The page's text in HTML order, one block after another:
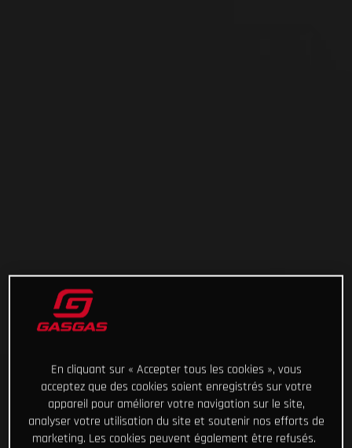
En cliquant sur « Accepter tous les cookies », vous
acceptez que des cookies soient enregistrés sur votre
appareil pour améliorer votre navigation sur le site,
analyser votre utilisation du site et soutenir nos efforts de
marketing. Les cookies peuvent également être refusés.